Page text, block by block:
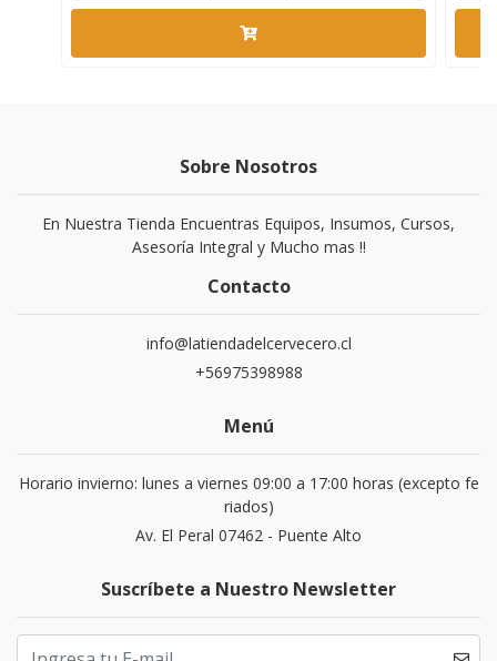
Sobre Nosotros
En Nuestra Tienda Encuentras Equipos, Insumos, Cursos,
Asesoría Integral y Mucho mas !!
Contacto
info@latiendadelcervecero.cl
+56975398988
Menú
Horario invierno: lunes a viernes 09:00 a 17:00 horas (excepto fe
riados)
Av. El Peral 07462 - Puente Alto
Suscríbete a Nuestro Newsletter